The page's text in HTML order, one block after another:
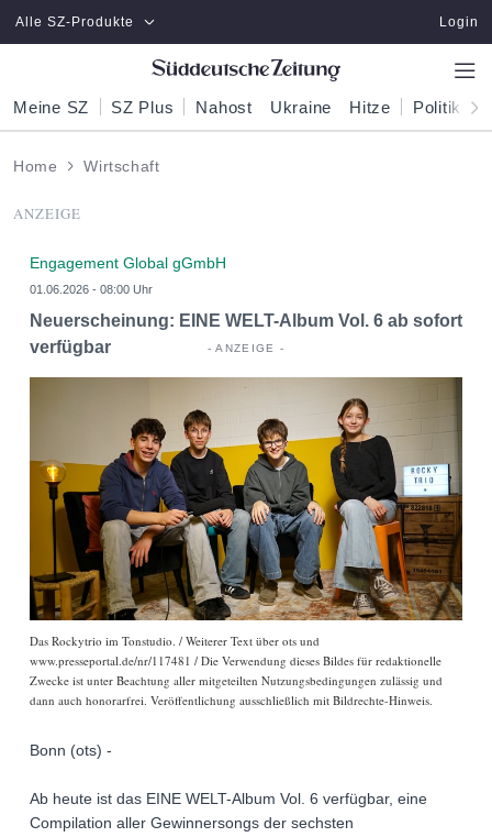
Zum Hauptinhalt springen
Alle SZ-Produkte Login
Meine SZ SZ Plus Nahost Ukraine Hitze Politik
Home Wirtschaft
ANZEIGE
Engagement Global gGmbH
01.06.2026 - 08:00 Uhr
Neuerscheinung: EINE WELT-Album Vol. 6 ab sofort
verfügbar
Das Rockytrio im Tonstudio. / Weiterer Text über ots und
www.presseportal.de/nr/117481 / Die Verwendung dieses Bildes für redaktionelle
Zwecke ist unter Beachtung aller mitgeteilten Nutzungsbedingungen zulässig und
dann auch honorarfrei. Veröffentlichung ausschließlich mit Bildrechte-Hinweis.
Bonn (ots) -
Ab heute ist das EINE WELT-Album Vol. 6 verfügbar, eine
Compilation aller Gewinnersongs der sechsten